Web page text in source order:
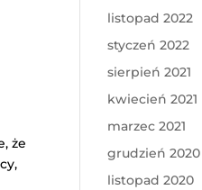
że
listopad 2022
styczeń 2022
sierpień 2021
kwiecień 2021
marzec 2021
grudzień 2020
listopad 2020